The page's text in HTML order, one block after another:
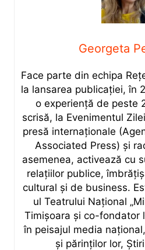
Georgeta
Face parte din echipa
la lansarea publicației, în
o experiență de peste
scrisă, la Evenimentul
presă internaționale
Associated Press) și
asemenea, activează cu
relațiilor publice,
cultural și de business.
ul Teatrului Național
Timișoara și co-fondator
în peisajul media
și părinților lor,